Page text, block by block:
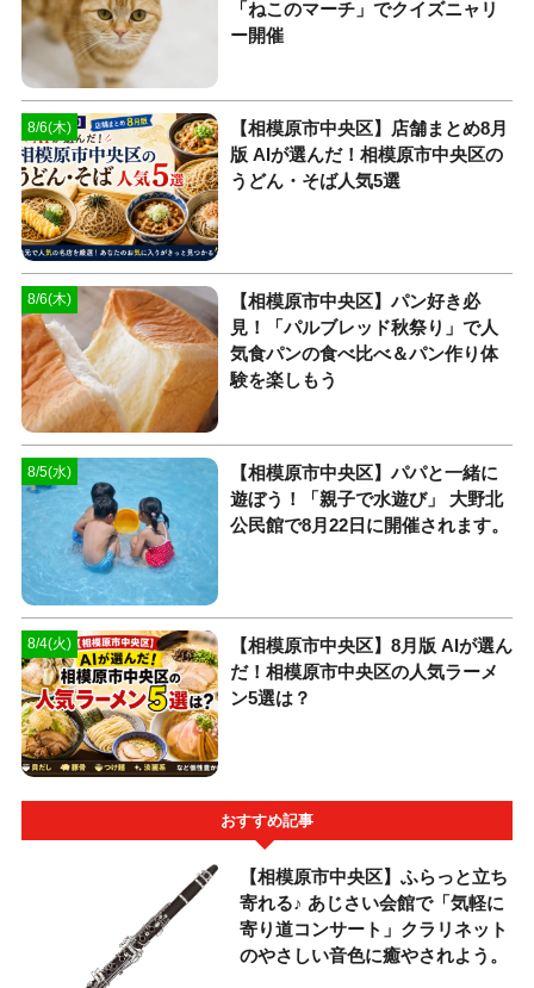
「ねこのマーチ」でクイズニャリ
ー開催
8/6(木)
【相模原市中央区】店舗まとめ8月
版 AIが選んだ！相模原市中央区の
うどん・そば人気5選
8/6(木)
【相模原市中央区】パン好き必
見！「パルブレッド秋祭り」で人
気食パンの食べ比べ＆パン作り体
験を楽しもう
8/5(水)
【相模原市中央区】パパと一緒に
遊ぼう！「親子で水遊び」 大野北
公民館で8月22日に開催されます。
8/4(火)
【相模原市中央区】8月版 AIが選ん
だ！相模原市中央区の人気ラーメ
ン5選は？
おすすめ記事
【相模原市中央区】ふらっと立ち
寄れる♪ あじさい会館で「気軽に
寄り道コンサート」クラリネット
のやさしい音色に癒やされよう。